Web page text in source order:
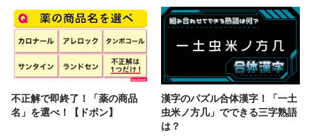
不正解で即終了！「薬の商品
名」を選べ！【ドボン】
漢字のパズル合体漢字！「一土
虫米ノ方几」でできる三字熟語
は？